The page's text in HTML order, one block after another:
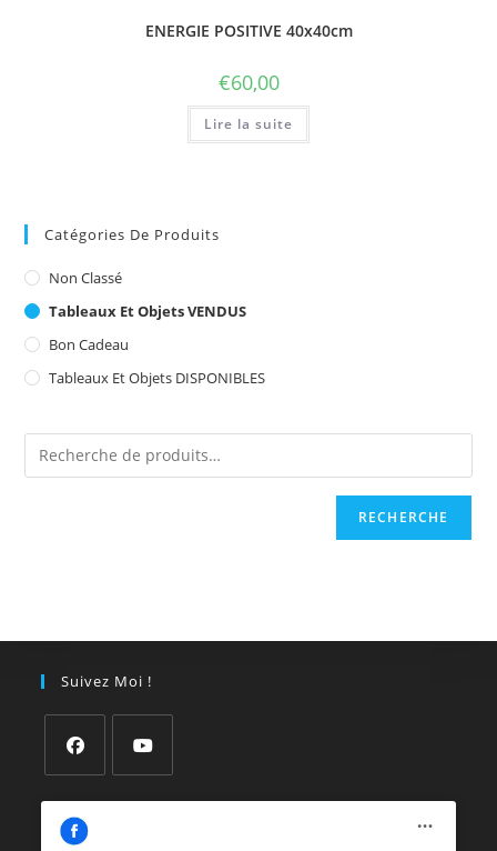
ENERGIE POSITIVE 40x40cm
€60,00
Lire la suite
Catégories De Produits
Non Classé
Tableaux Et Objets VENDUS
Bon Cadeau
Tableaux Et Objets DISPONIBLES
RECHERCHE
Suivez Moi !